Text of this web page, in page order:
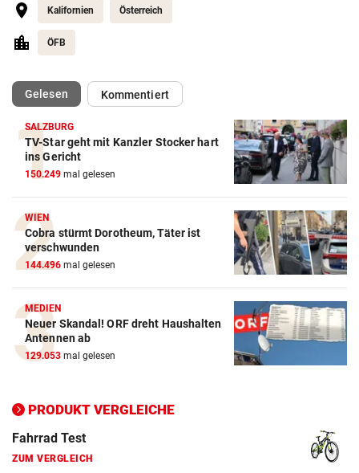
Kalifornien Österreich
ÖFB
Gelesen(ausgewählt)Kommentiert
SALZBURG
TV-Star geht mit Kanzler Stocker hart
ins Gericht
150.249 mal gelesen
WIEN
Cobra stürmt Dorotheum, Täter ist
verschwunden
144.496 mal gelesen
MEDIEN
Neuer Skandal! ORF dreht Haushalten
Antennen ab
129.053 mal gelesen
PRODUKT VERGLEICHE
Action-Cam Vergleich
ZUM VERGLEICH
Crosstrainer Vergleich
ZUM VERGLEICH
E-Bike Vergleich
ZUM VERGLEICH
Elektro-Scooter Vergleich
ZUM VERGLEICH
ZUM VERGLEICH
Fahrrad Test
ZUM VERGLEICH